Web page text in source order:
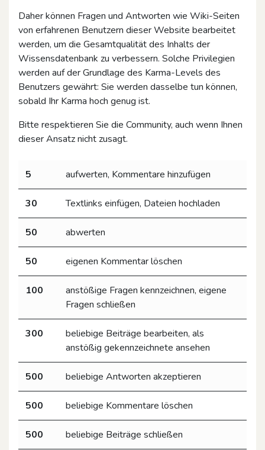
Daher können Fragen und Antworten wie Wiki-Seiten
von erfahrenen Benutzern dieser Website bearbeitet
werden, um die Gesamtqualität des Inhalts der
Wissensdatenbank zu verbessern. Solche Privilegien
werden auf der Grundlage des Karma-Levels des
Benutzers gewährt: Sie werden dasselbe tun können,
sobald Ihr Karma hoch genug ist.
Bitte respektieren Sie die Community, auch wenn Ihnen
dieser Ansatz nicht zusagt.
5 aufwerten, Kommentare hinzufügen
30 Textlinks einfügen, Dateien hochladen
50 abwerten
50 eigenen Kommentar löschen
100
anstößige Fragen kennzeichnen, eigene
Fragen schließen
300
beliebige Beiträge bearbeiten, als
anstößig gekennzeichnete ansehen
500 beliebige Antworten akzeptieren
500 beliebige Kommentare löschen
500 beliebige Beiträge schließen